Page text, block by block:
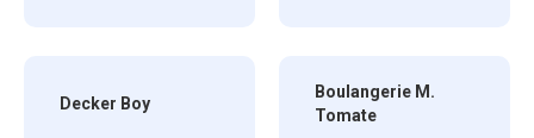
Decker Boy
Boulangerie M.
Tomate